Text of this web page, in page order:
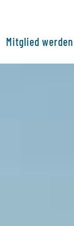
Mitglied werden